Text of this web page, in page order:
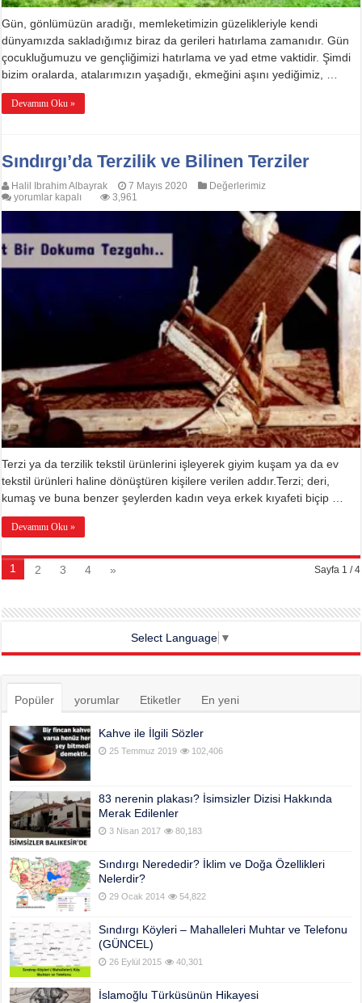
Gün, gönlümüzün aradığı, memleketimizin güzelikleriyle kendi
dünyamızda sakladığımız biraz da gerileri hatırlama zamanıdır. Gün
çocukluğumuzu ve gençliğimizi hatırlama ve yad etme vaktidir. Şimdi
bizim oralarda, atalarımızın yaşadığı, ekmeğini aşını yediğimiz, …
Devamını Oku »
Sındırgı’da Terzilik ve Bilinen Terziler
Halil Ibrahim Albayrak 7 Mayıs 2020
Değerlerimiz
Sındırgı’da
Terziler
için
yorumlar kapalı 3,961
Terzi ya da terzilik tekstil ürünlerini işleyerek giyim kuşam ya da ev
tekstil ürünleri haline dönüştüren kişilere verilen addır.Terzi; deri,
kumaş ve buna benzer şeylerden kadın veya erkek kıyafeti biçip …
Devamını Oku »
Sayfa 1 / 4
1 2 3 4 »
Select Language ▼
Popüler yorumlar Etiketler En yeni
Kahve ile İlgili Sözler
25 Temmuz 2019 102,406
83 nerenin plakası? İsimsizler Dizisi Hakkında
Merak Edilenler
3 Nisan 2017 80,183
Sındırgı Nerededir? İklim ve Doğa Özellikleri
Nelerdir?
29 Ocak 2014 54,822
Sındırgı Köyleri – Mahalleleri Muhtar ve Telefonu
(GÜNCEL)
26 Eylül 2015 40,301
İslamoğlu Türküsünün Hikayesi